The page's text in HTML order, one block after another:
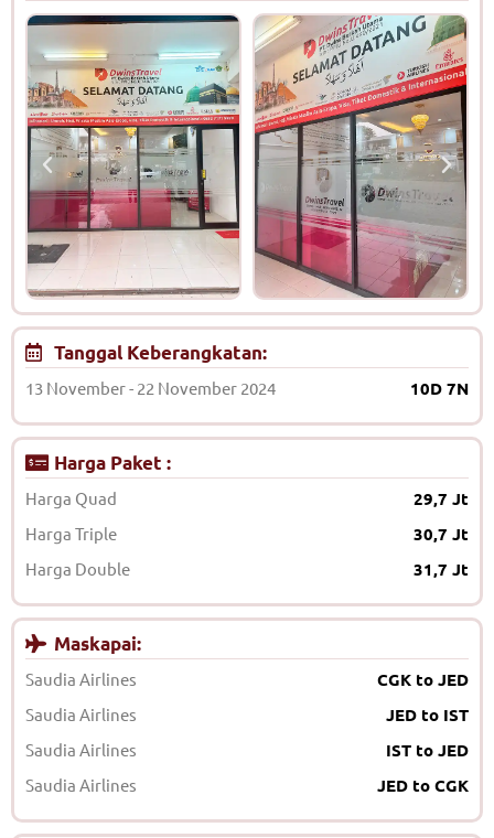
Tanggal Keberangkatan:
13 November - 22 November 2024 10D 7N
Harga Paket :
Harga Quad 29,7 Jt
Harga Triple 30,7 Jt
Harga Double 31,7 Jt
Maskapai:
Saudia Airlines CGK to JED
Saudia Airlines JED to IST
Saudia Airlines IST to JED
Saudia Airlines JED to CGK